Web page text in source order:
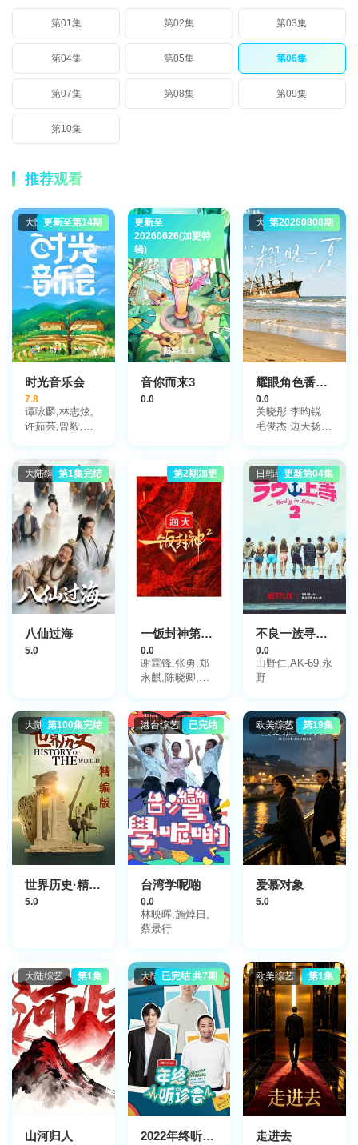
第01集 第02集 第03集
第04集 第05集 第06集
第07集 第08集 第09集
第10集
推荐观看
大陆综艺更新至第14期
时光音乐会
7.8
谭咏麟,林志炫,
许茹芸,曾毅,杨
昌永,任贤齐,汪
苏泷,小柯,陈明,
徐均朔,何炅,孟
庭苇,蔡国庆,韩
雪,腾格尔,黄绮
珊,胡夏,柳爽,周
蕙,周传雄,罗中
旭,戴军,戴佩妮,
李泉,韩睿,阿沁,
陈建宁,白举纲,
钟镇涛,张信哲,
韩红
大陆综艺
更新至
20260626(加更特
辑)
音你而来3
0.0
大陆综艺
第20260808期
耀眼角色番综·耀眼一夏
0.0
关晓彤 李昀锐
毛俊杰 边天扬
大陆综艺第1集完结
八仙过海
5.0
第2期加更
一饭封神第2季
0.0
谢霆锋,张勇,郑
永麒,陈晓卿,李
日韩综艺更新第04集
不良一族寻爱记第二季
0.0
山野仁,AK-69,永
野
大陆综艺第100集完结
世界历史·精编版
5.0
港台综艺 已完结
台湾学呢啲
0.0
林映晖,施焯日,
蔡景行
欧美综艺 第19集
爱慕对象
5.0
大陆综艺 第1集
山河归人
大陆综艺已完结 共7期
2022年终听诊会
欧美综艺 第1集
走进去